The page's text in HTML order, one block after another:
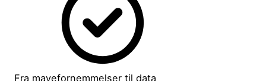
Fra mavefornemmelser til data